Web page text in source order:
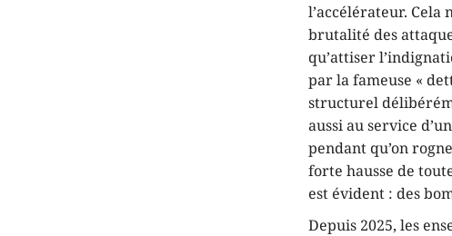
l’accélérateur. Cela
brutalité des
qu’attiser
par la fameuse «
structurel
aussi au service
pendant qu’on
forte hausse de
est évident : des
Depuis 2025, les